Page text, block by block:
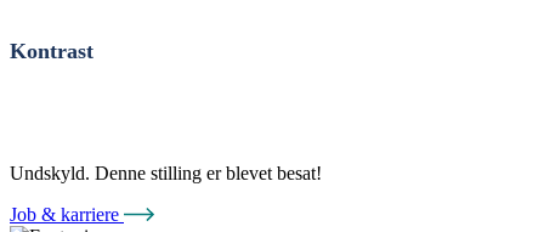
Kontrast
Undskyld. Denne stilling er blevet besat!
Job & karriere